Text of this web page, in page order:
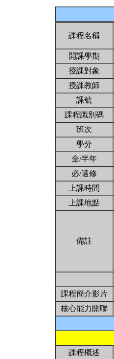
課程名稱
開課學期
授課對象
授課教師
課號
課程識別碼
班次
學分
全/半年
必/選修
上課時間
上課地點
備註
課程簡介影片
核心能力關聯
課程概述